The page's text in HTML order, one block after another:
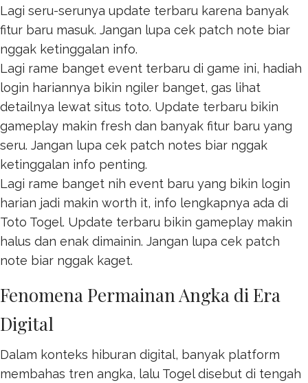
Lagi seru-serunya update terbaru karena banyak
fitur baru masuk. Jangan lupa cek patch note biar
nggak ketinggalan info.
Lagi rame banget event terbaru di game ini, hadiah
login hariannya bikin ngiler banget, gas lihat
detailnya lewat situs toto. Update terbaru bikin
gameplay makin fresh dan banyak fitur baru yang
seru. Jangan lupa cek patch notes biar nggak
ketinggalan info penting.
Lagi rame banget nih event baru yang bikin login
harian jadi makin worth it, info lengkapnya ada di
Toto Togel. Update terbaru bikin gameplay makin
halus dan enak dimainin. Jangan lupa cek patch
note biar nggak kaget.
Fenomena Permainan Angka di Era
Digital
Dalam konteks hiburan digital, banyak platform
membahas tren angka, lalu Togeldisebut di tengah